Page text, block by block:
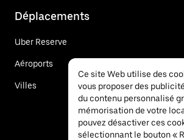
Déplacements
Uber Reserve
Aéroports
Villes
Ce site Web utilise des
vous proposer des
du contenu personnalisé
mémorisation de votre
pouvez désactiver ces
sélectionnant le bouton «